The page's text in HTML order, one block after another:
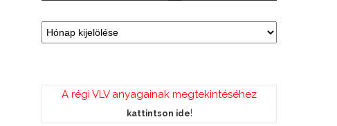
A régi VLV anyagainak megtekintéséhez
kattintson ide!